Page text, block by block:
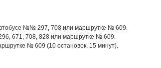
№№ 297, 708 или маршрутке № 609.
671, 708, 828 или маршрутке № 609.
№ 609 (10 остановок, 15 минут).